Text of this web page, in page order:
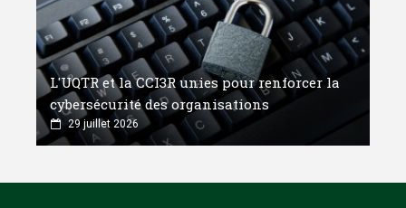
L'UQTR et la CCI3R unies pour renforcer la
cybersécurité des organisations
29 juillet 2026